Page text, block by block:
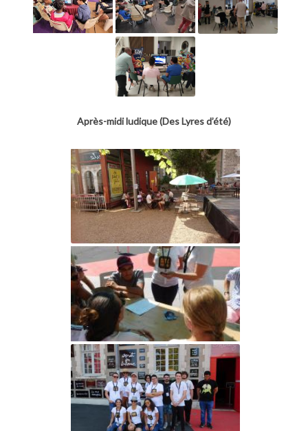
Après-midi ludique (Des Lyres d’été)